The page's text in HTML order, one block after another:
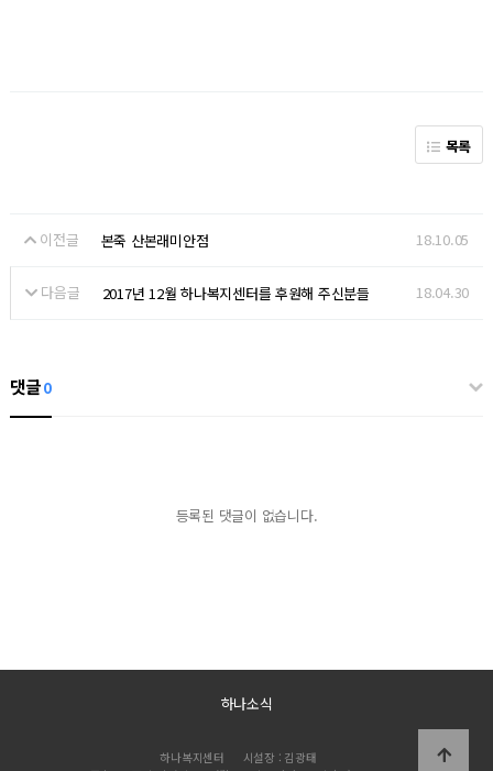
목록
이전글 본죽 산본래미안점 18.10.05
다음글 2017년 12월 하나복지센터를 후원해 주신분들 18.04.30
댓글0
등록된 댓글이 없습니다.
하나소식
하나복지센터
시설장 : 김광태